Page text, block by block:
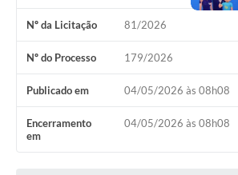
Licitações
Secretarias de Júlio de Castilhos
Coronavírus
Certidão Negativa
Alvará
Nº da Licitação 81/2026
Nº do Processo 179/2026
Publicado em 04/05/2026 às 08h08
Encerramento
em
04/05/2026 às 08h08